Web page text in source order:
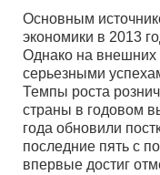
Основным
экономики в 2013
Однако на внешних
серьезными
Темпы роста
страны в годовом
года обновили
последние пять с
впервые достиг